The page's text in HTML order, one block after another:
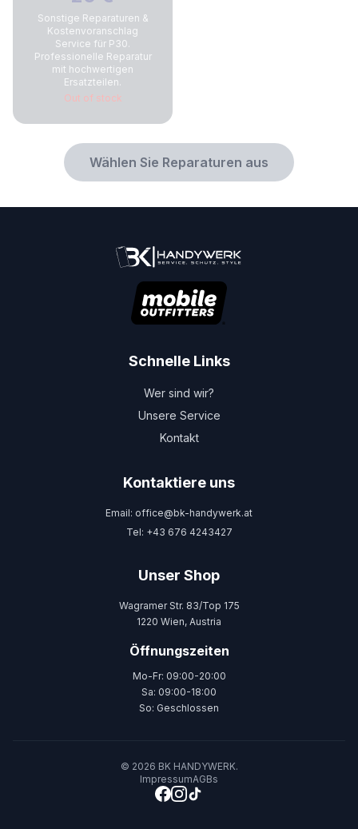
Sonstige Reparaturen &
Kostenvoranschlag
Service für P30.
Professionelle Reparatur
mit hochwertigen
Ersatzteilen.
Out of stock
Wählen Sie Reparaturen aus
Schnelle Links
Wer sind wir?
Unsere Service
Kontakt
Kontaktiere uns
Email: office@bk-handywerk.at
Tel: +43 676 4243427
Unser Shop
Wagramer Str. 83/Top 175
1220 Wien, Austria
Öffnungszeiten
Mo-Fr: 09:00-20:00
Sa: 09:00-18:00
So: Geschlossen
© 2026 BK HANDYWERK.
ImpressumAGBs